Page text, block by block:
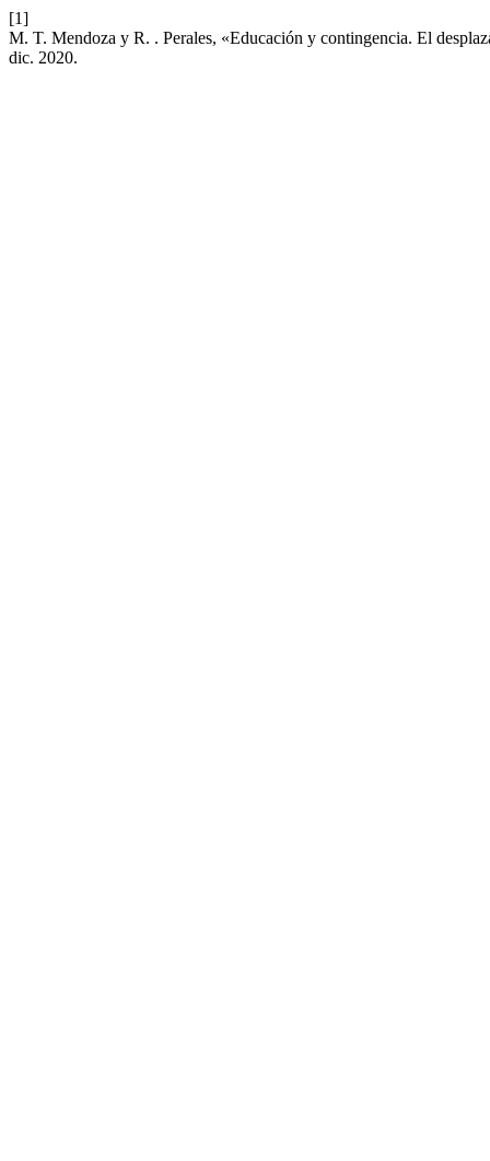
[1]
M. T. Mendoza y R. . Perales, «Educación y contingencia. El
dic. 2020.